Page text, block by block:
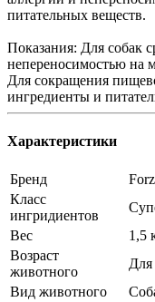
питательных веществ.
Показания: Для собак
непереносимостью на
Для сокращения
ингредиенты и
Характеристики
Бренд
Класс
ингридиентов
Вес
1,5
Возраст
животного
Для
Вид животного